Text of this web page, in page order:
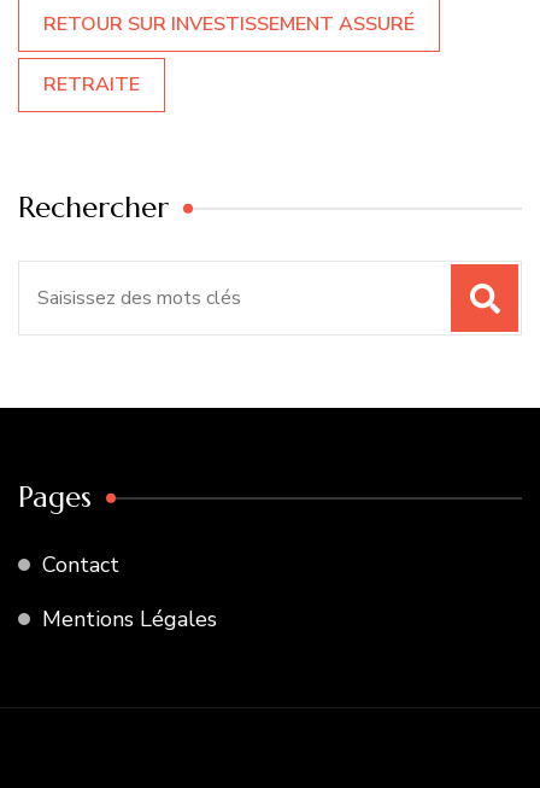
RETOUR SUR INVESTISSEMENT ASSURÉ
RETRAITE
Rechercher
Pages
Contact
Mentions Légales